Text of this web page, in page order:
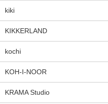
kiki
KIKKERLAND
kochi
KOH-I-NOOR
KRAMA Studio